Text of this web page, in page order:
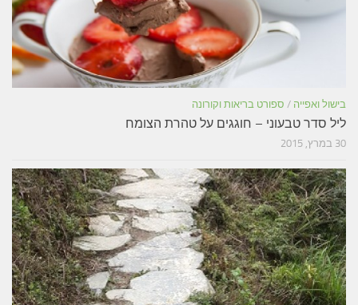
בישול ואפייה / ספורט בריאות וקורונה
ליל סדר טבעוני – חוגגים על טהרת הצומח
30 במרץ, 2015